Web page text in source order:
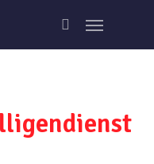
search
Menu